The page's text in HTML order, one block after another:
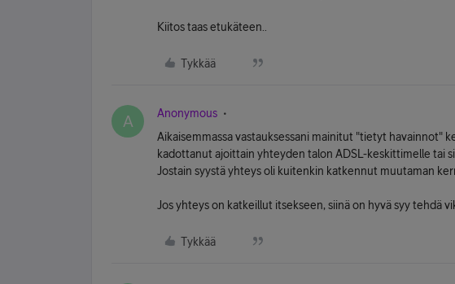
Kiitos taas etukäteen..
Tykkää
A Anonymous
Aikaisemmassa vastauksessani mainitut "tietyt havainnot"
kadottanut ajoittain yhteyden talon ADSL-keskittimelle tai
Jostain syystä yhteys oli kuitenkin katkennut muutaman
Jos yhteys on katkeillut itsekseen, siinä on hyvä syy tehdä
Tykkää